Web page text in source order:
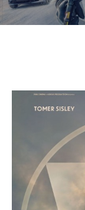
ÉCONOMIE
SPORTS